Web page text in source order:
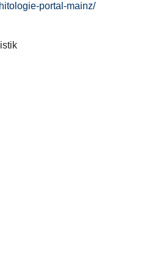
portal-mainz/